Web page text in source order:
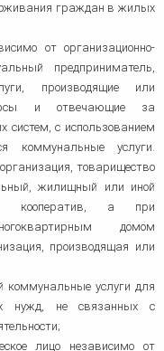
граждан в жилых
от организационно-
предприниматель,
производящие или
и отвечающие за
систем, с использованием
коммунальные услуги.
товарищество
жилищный или иной
кооператив, а при
домом
производящая или
коммунальные услуги для
нужд, не связанных с
лицо независимо от